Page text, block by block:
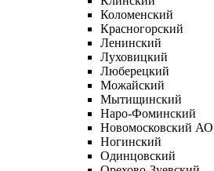
Коломенский
Красногорский
Ленинский
Луховицкий
Люберецкий
Можайский
Мытищинский
Наро-Фоминский
Новомосковский АО
Ногинский
Одинцовский